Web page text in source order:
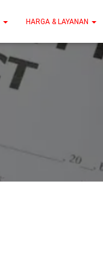
HARGA & LAYANAN